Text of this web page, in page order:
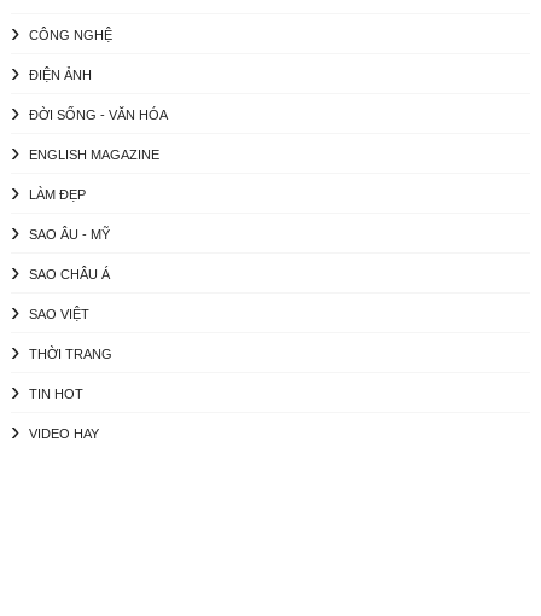
CÔNG NGHỆ
ĐIỆN ẢNH
ĐỜI SỐNG - VĂN HÓA
ENGLISH MAGAZINE
LÀM ĐẸP
SAO ÂU - MỸ
SAO CHÂU Á
SAO VIỆT
THỜI TRANG
TIN HOT
VIDEO HAY